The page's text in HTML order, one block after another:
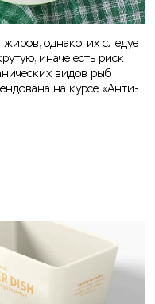
однако, их следует
иначе есть риск
видов рыб
на курсе «Анти-